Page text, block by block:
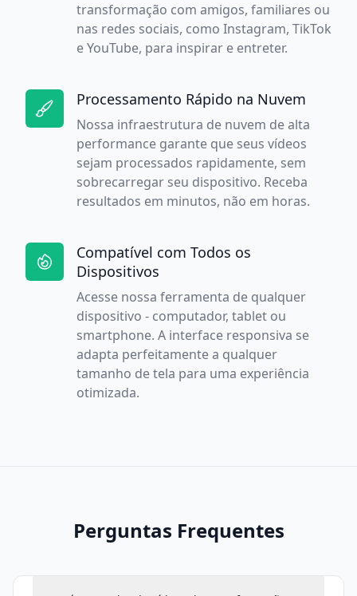
transformação com amigos, familiares ou
nas redes sociais, como Instagram, TikTok
e YouTube, para inspirar e entreter.
Processamento Rápido na Nuvem
Nossa infraestrutura de nuvem de alta
performance garante que seus vídeos
sejam processados rapidamente, sem
sobrecarregar seu dispositivo. Receba
resultados em minutos, não em horas.
Compatível com Todos os
Dispositivos
Acesse nossa ferramenta de qualquer
dispositivo - computador, tablet ou
smartphone. A interface responsiva se
adapta perfeitamente a qualquer
tamanho de tela para uma experiência
otimizada.
Perguntas Frequentes